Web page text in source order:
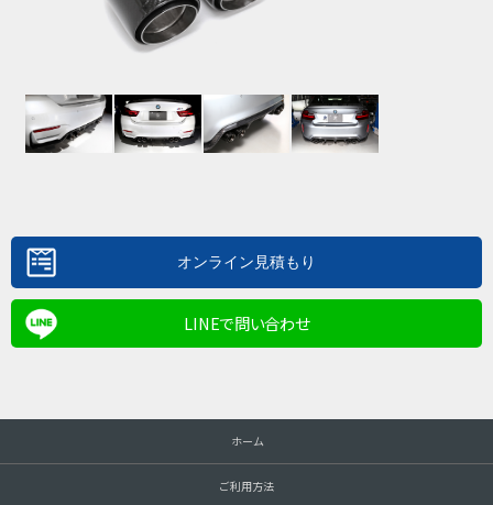
LINEで問い合わせ
ホーム
ご利用方法